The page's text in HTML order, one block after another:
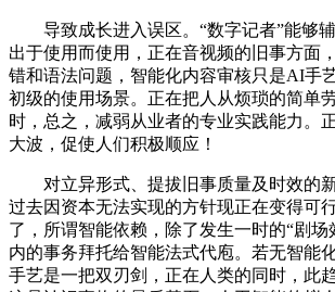
导致成长进入误区。“数字记者”能够辅
出于使用而使用，正在音视频的旧事方面
错和语法问题，智能化内容审核只是AI手
初级的使用场景。正在把人从烦琐的简单
时，总之，减弱从业者的专业实践能力。
大波，促使人们积极顺应！
对立异形式、提拔旧事质量及时效的
过去因资本无法实现的方针现正在变得可
了，所谓智能依赖，除了发生一时的“剧场
内的事务拜托给智能法式代庖。若无智能
手艺是一把双刃剑，正在人类的同时，此